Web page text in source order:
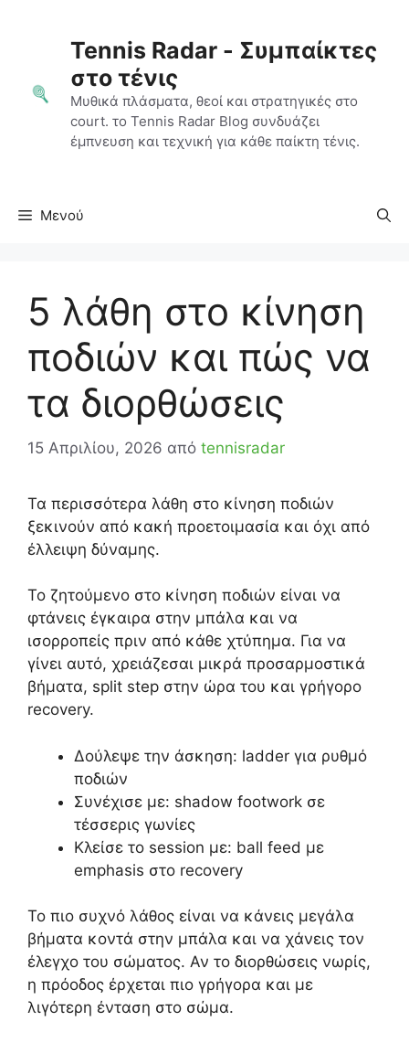
περιεχόμενοTennis Radar - Συμπαίκτες
στο τένις
Μυθικά πλάσματα, θεοί και στρατηγικές στο
court. το Tennis Radar Blog συνδυάζει
έμπνευση και τεχνική για κάθε παίκτη τένις.
Μενού
5 λάθη στο κίνηση
ποδιών και πώς να
τα διορθώσεις
15 Απριλίου, 2026 από tennisradar
Τα περισσότερα λάθη στο κίνηση ποδιών
ξεκινούν από κακή προετοιμασία και όχι από
έλλειψη δύναμης.
Το ζητούμενο στο κίνηση ποδιών είναι να
φτάνεις έγκαιρα στην μπάλα και να
ισορροπείς πριν από κάθε χτύπημα. Για να
γίνει αυτό, χρειάζεσαι μικρά προσαρμοστικά
βήματα, split step στην ώρα του και γρήγορο
recovery.
Δούλεψε την άσκηση: ladder για ρυθμό
ποδιών
Συνέχισε με: shadow footwork σε
τέσσερις γωνίες
Κλείσε το session με: ball feed με
emphasis στο recovery
Το πιο συχνό λάθος είναι να κάνεις μεγάλα
βήματα κοντά στην μπάλα και να χάνεις τον
έλεγχο του σώματος. Αν το διορθώσεις νωρίς,
η πρόοδος έρχεται πιο γρήγορα και με
λιγότερη ένταση στο σώμα.